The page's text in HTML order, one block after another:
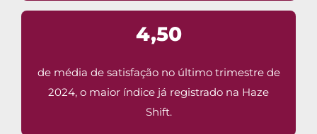
4,50
de média de satisfação no último trimestre de
2024, o maior índice já registrado na Haze
Shift.